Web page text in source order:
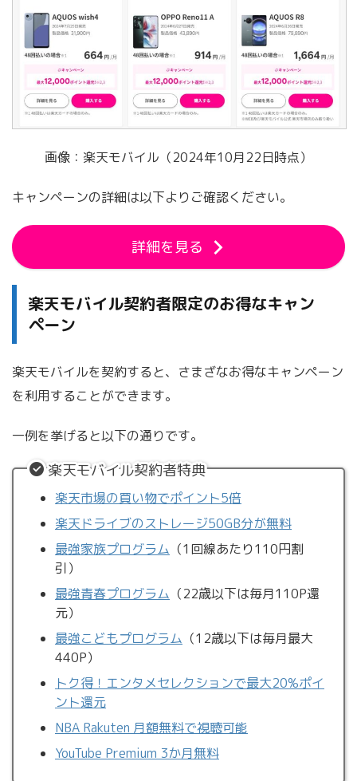
画像：楽天モバイル（2024年10月22日時点）
キャンペーンの詳細は以下よりご確認ください。
詳細を見る
楽天モバイル契約者限定のお得なキャン
ペーン
楽天モバイルを契約すると、さまざなお得なキャンペーン
を利用することができます。
一例を挙げると以下の通りです。
楽天モバイル契約者特典
楽天市場の買い物でポイント5倍
楽天ドライブのストレージ50GB分が無料
最強家族プログラム （1回線あたり110円割
引）
最強青春プログラム （22歳以下は毎月110P還
元）
最強こどもプログラム （12歳以下は毎月最大
440P）
トク得！エンタメセレクションで最大20%ポイ
ント還元
NBA Rakuten 月額無料で視聴可能
YouTube Premium 3か月無料